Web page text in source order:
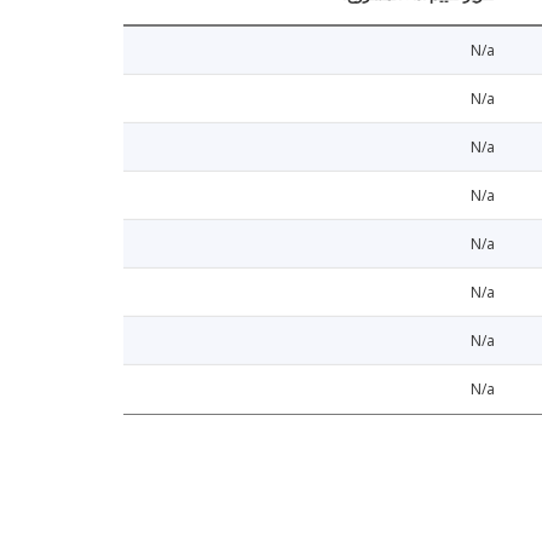
N/a
N/a
N/a
N/a
N/a
N/a
N/a
N/a